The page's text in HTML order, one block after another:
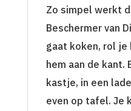
Zo simpel werkt
Beschermer van
gaat koken, rol je
hem aan de kant.
kastje, in een
even op tafel. Je